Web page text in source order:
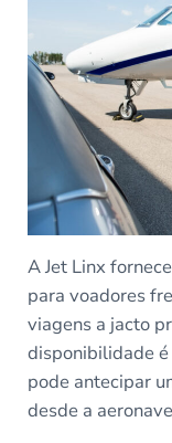
A Jet Linx
para voadores
viagens a jacto
disponibilidade é
pode antecipar
desde a